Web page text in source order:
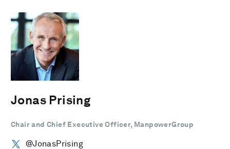
Jonas Prising
Chair and Chief Executive Officer, ManpowerGroup
@JonasPrising